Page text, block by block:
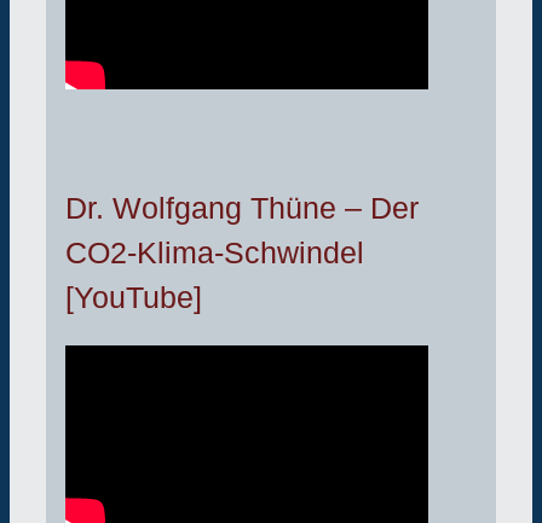
Dr. Wolfgang Thüne – Der
CO2-Klima-Schwindel
[YouTube]